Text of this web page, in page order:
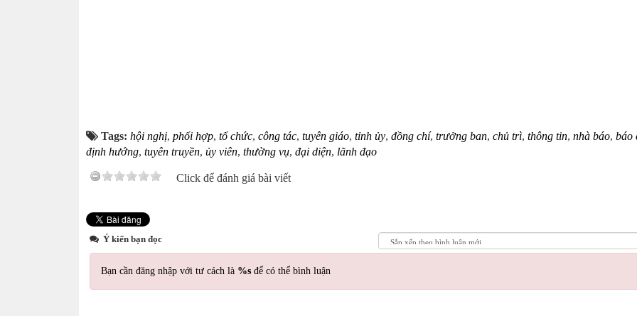
Tags: hội nghị, phối hợp, tổ chức, công tác, tuyên giáo, tỉnh ủy, đồng chí, trưởng ban, chủ trì, thông tin, nhà báo, báo
định hướng, tuyên truyền, ủy viên, thường vụ, đại diện, lãnh đạo
Click để đánh giá bài viết
Ý kiến bạn đọc
Bạn cần đăng nhập với tư cách là %s để có thể bình luận